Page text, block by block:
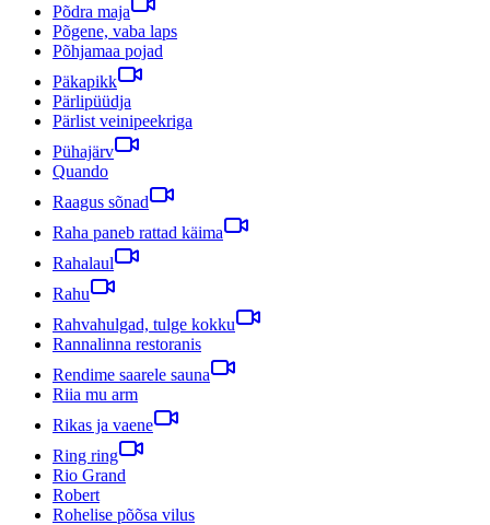
Põdra maja
Põgene, vaba laps
Põhjamaa pojad
Päkapikk
Pärlipüüdja
Pärlist veinipeekriga
Pühajärv
Quando
Raagus sõnad
Raha paneb rattad käima
Rahalaul
Rahu
Rahvahulgad, tulge kokku
Rannalinna restoranis
Rendime saarele sauna
Riia mu arm
Rikas ja vaene
Ring ring
Rio Grand
Robert
Rohelise põõsa vilus